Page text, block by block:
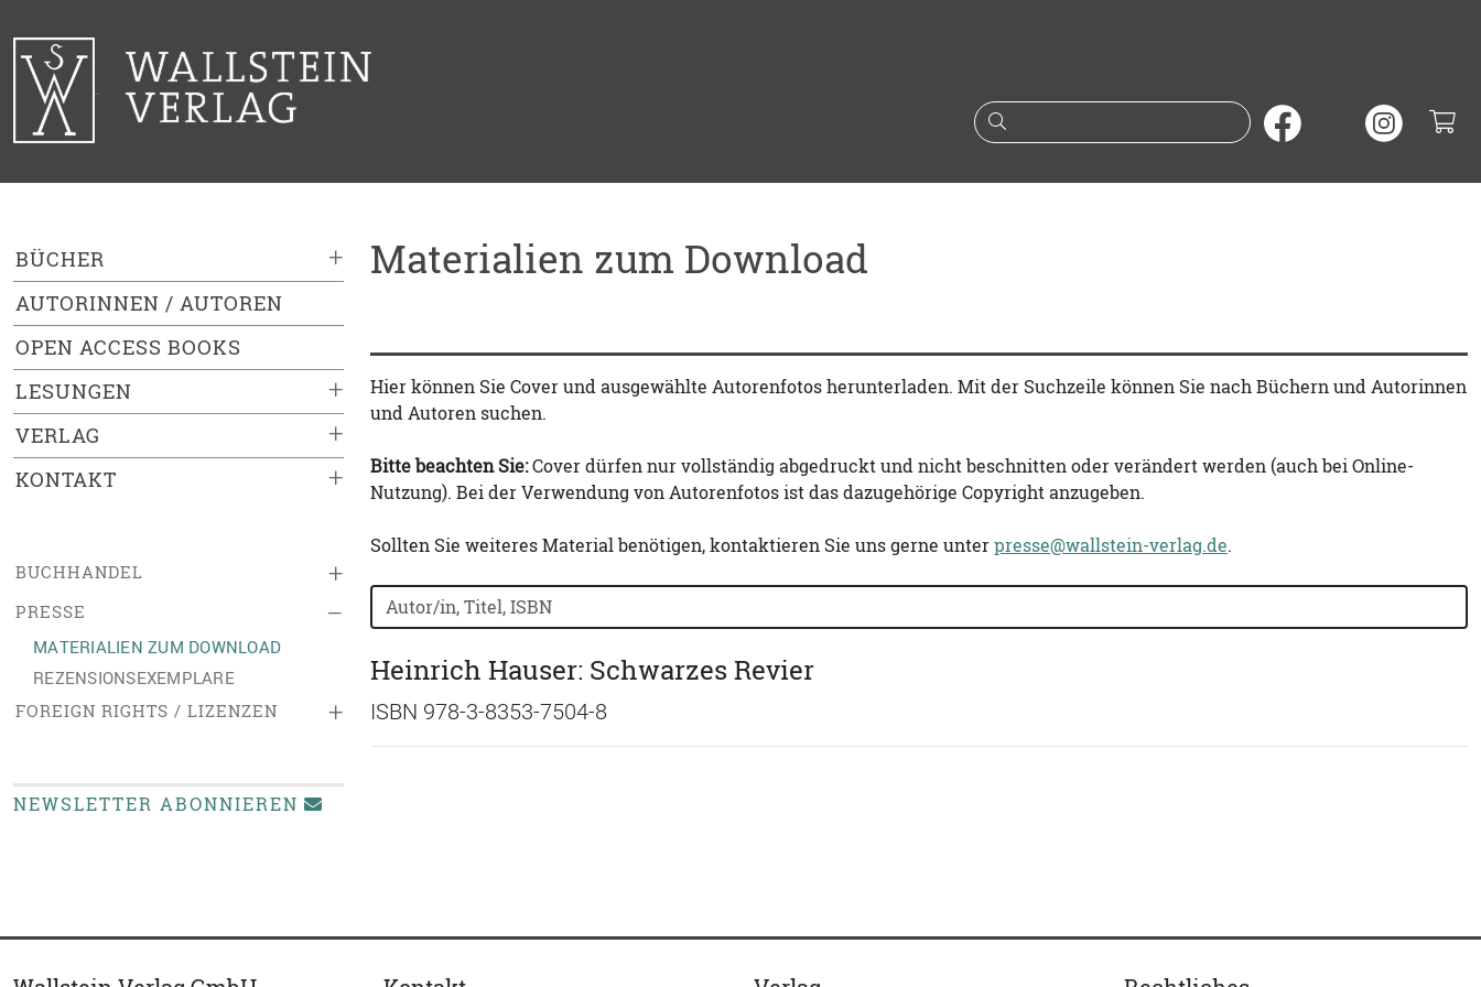
Suche nach Büchern oder
+
BÜCHER
AUTORINNEN / AUTOREN
OPEN ACCESS BOOKS
+
LESUNGEN
+
VERLAG
+
KONTAKT
+
BUCHHANDEL
–
PRESSE
MATERIALIEN ZUM DOWNLOAD
REZENSIONSEXEMPLARE
+
FOREIGN RIGHTS / LIZENZEN
NEWSLETTER ABONNIEREN
Materialien zum Download
Hier können Sie Cover und ausgewählte Autorenfotos herunterladen. Mit der Suchzeile können Sie nach Büchern und Autorinnen
und Autoren suchen.
Bitte beachten Sie:Cover dürfen nur vollständig abgedruckt und nicht beschnitten oder verändert werden (auch bei Online-
Nutzung). Bei der Verwendung von Autorenfotos ist das dazugehörige Copyright anzugeben.
Sollten Sie weiteres Material benötigen, kontaktieren Sie uns gerne unterpresse@wallstein-verlag.de.
Bücher nach Buchtitel, Autorennamen oder ISBN suchen:
Heinrich Hauser: Schwarzes Revier
ISBN 978-3-8353-7504-8